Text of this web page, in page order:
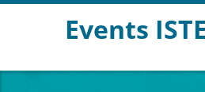
Events